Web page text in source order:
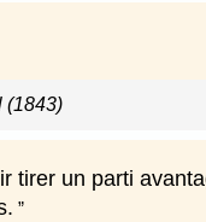
(1843)
tirer un parti